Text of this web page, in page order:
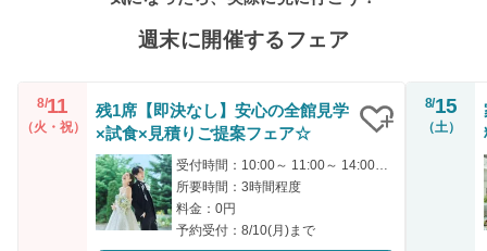
週末に開催するフェア
8/11
（火・祝）
残1席【即決なし】安心の全館見学
×試食×見積りご提案フェア☆
所要時間：3時間程度
料金：0円
予約受付：8/10(月)まで
8/15
（土）